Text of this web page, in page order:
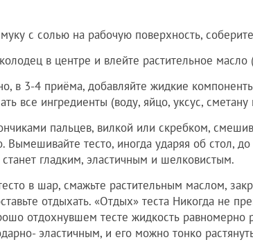
с солью на рабочую поверхность,
в центре и влейте растительное
в 3-4 приёма, добавляйте жидкие
все ингредиенты (воду, яйцо, уксус,
пальцев, вилкой или скребком,
Вымешивайте тесто, иногда ударяя об стол,
гладким, эластичным и шелковистым.
в шар, смажьте растительным маслом,
отдыхать. «Отдых» теста Никогда не
отдохнувшем тесте жидкость равномерно
эластичным, и его можно тонко